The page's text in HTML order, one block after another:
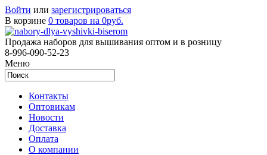
Войти или зарегистрироваться
В корзине 0 товаров на 0руб.
Продажа наборов для вышивания оптом и в розницу
8-996-090-52-23
Меню
Контакты
Оптовикам
Новости
Доставка
Оплата
О компании